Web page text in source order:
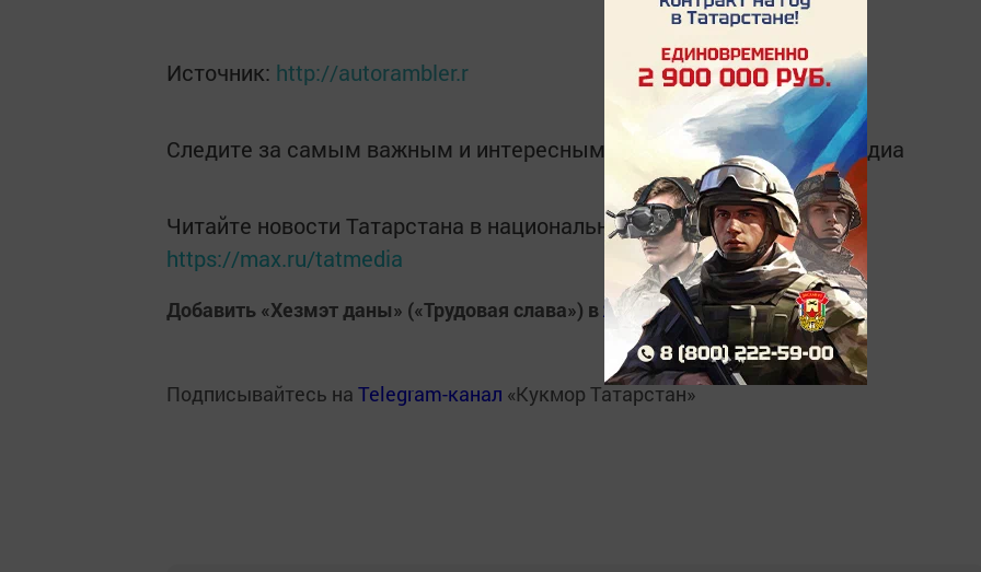
Источник: http://autorambler.r
Следите за самым важным и интересным в Telegram-канале Татмедиа
Читайте новости Татарстана в национальном мессенджере MАХ:
https://max.ru/tatmedia
Добавить «Хезмэт даны» («Трудовая слава») вЯндекс.Новости
Подписывайтесь на Telegram-канал «Кукмор Татарстан»